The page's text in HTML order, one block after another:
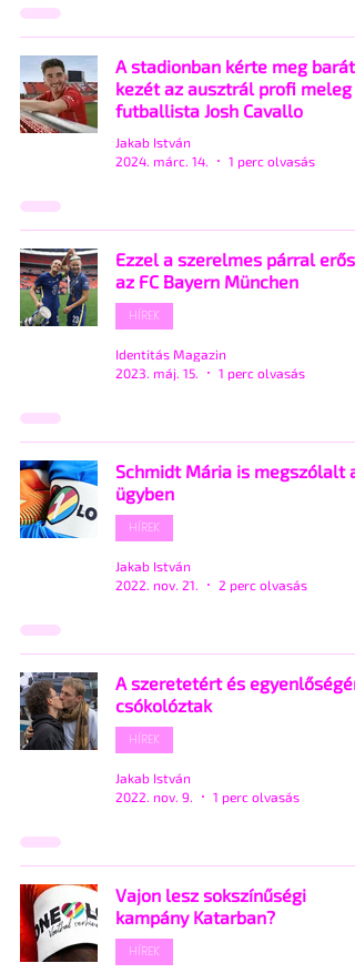
A stadionban kérte meg
kezét az ausztrál profi meleg
futballista Josh Cavallo
Jakab István
2024. márc. 14.
1 perc olvasás
Ezzel a szerelmes párral erősít
az FC Bayern München
HÍREK
Identitás Magazin
2023. máj. 15.
1 perc olvasás
Schmidt Mária is megszólalt
ügyben
HÍREK
Jakab István
2022. nov. 21.
2 perc olvasás
A szeretetért és egyenlőségért
csókolóztak
HÍREK
Jakab István
2022. nov. 9.
1 perc olvasás
Vajon lesz sokszínűségi
kampány Katarban?
HÍREK